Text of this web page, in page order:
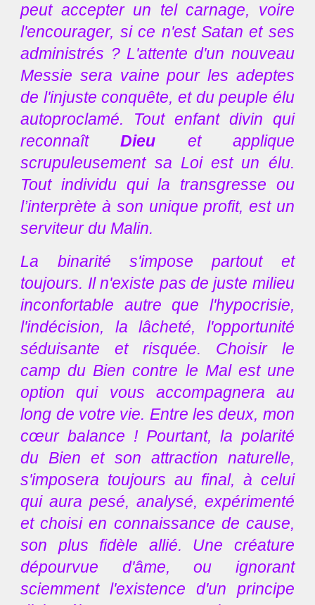
peut accepter un tel carnage, voire
l'encourager, si ce n'est Satan et ses
administrés ? L'attente d'un nouveau
Messie sera vaine pour les adeptes
de l'injuste conquête, et du peuple élu
autoproclamé. Tout enfant divin qui
reconnaîtDieu et applique
scrupuleusement sa Loi est un élu.
Tout individu qui la transgresse ou
l’interprète à son unique profit, est un
serviteur du Malin.
La binarité s'impose partout et
toujours. Il n'existe pas de juste milieu
inconfortable autre que l'hypocrisie,
l'indécision, la lâcheté, l'opportunité
séduisante et risquée. Choisir le
camp du Bien contre le Mal est une
option qui vous accompagnera au
long de votre vie. Entre les deux, mon
cœur balance ! Pourtant, la polarité
du Bien et son attraction naturelle,
s'imposera toujours au final, à celui
qui aura pesé, analysé, expérimenté
et choisi en connaissance de cause,
son plus fidèle allié. Une créature
dépourvue d'âme, ou ignorant
sciemment l'existence d'un principe